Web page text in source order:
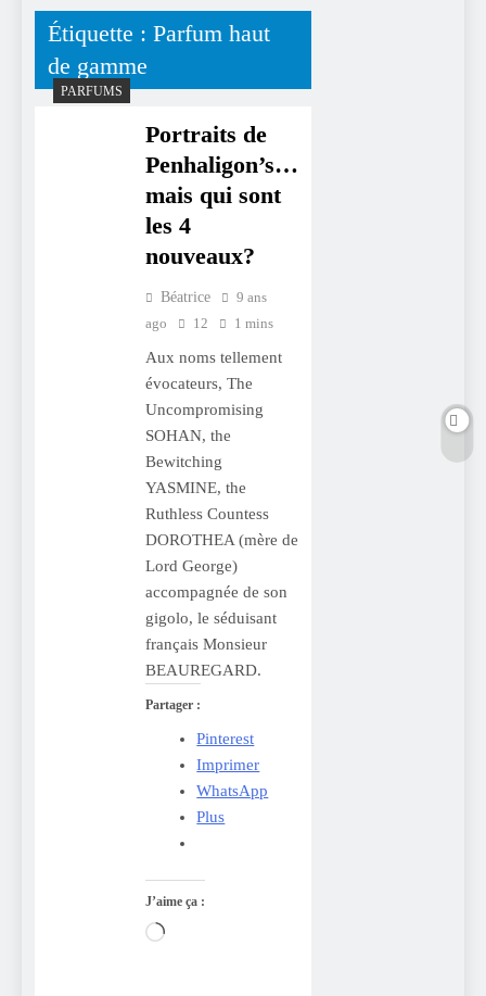
Étiquette : Parfum haut
de gamme
PARFUMS
Portraits de
Penhaligon’s…
mais qui sont
les 4
nouveaux?
Béatrice
9 ans
ago
12 1 mins
Aux noms tellement
évocateurs, The
Uncompromising
SOHAN, the
Bewitching
YASMINE, the
Ruthless Countess
DOROTHEA (mère de
Lord George)
accompagnée de son
gigolo, le séduisant
français Monsieur
BEAUREGARD.
Partager :
Pinterest
Imprimer
WhatsApp
Plus
J’aime ça :
Chargement…